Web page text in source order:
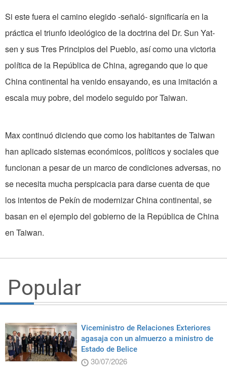
Si este fuera el camino elegido -señaló- significaría en la
práctica el triunfo ideológico de la doctrina del Dr. Sun Yat-
sen y sus Tres Principios del Pueblo, así como una victoria
política de la República de China, agregando que lo que
China continental ha venido ensayando, es una imitación a
escala muy pobre, del modelo seguido por Taiwan.
Max continuó diciendo que como los habitantes de Taiwan
han aplicado sistemas económicos, políticos y sociales que
funcionan a pesar de un marco de condiciones adversas, no
se necesita mucha perspicacia para darse cuenta de que
los intentos de Pekín de modernizar China continental, se
basan en el ejemplo del gobierno de la República de China
en Taiwan.
Popular
Viceministro de Relaciones Exteriores
agasaja con un almuerzo a ministro de
Estado de Belice
30/07/2026